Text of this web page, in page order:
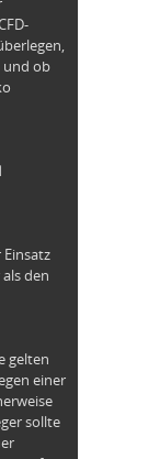
und ob
den
gelten
einer
sollte